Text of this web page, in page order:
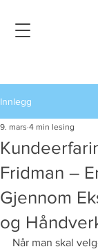
Innlegg
Fridman –
Gjennom
og
9. mars 4 min lesing
Når man skal